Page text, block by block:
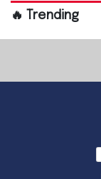
🔥 Trending